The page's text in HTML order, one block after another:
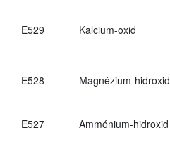
E529 Kalcium-oxid
E528 Magnézium-hidroxid
E527 Ammónium-hidroxid